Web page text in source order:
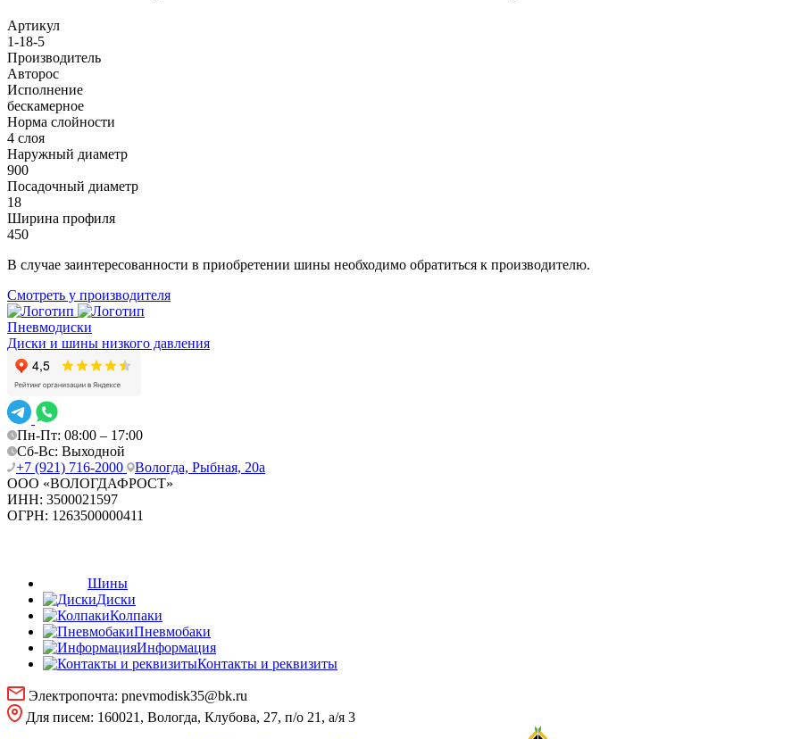
Артикул
1-18-5
Производитель
Авторос
Исполнение
бескамерное
Норма слойности
4 слоя
Наружный диаметр
900
Посадочный диаметр
18
Ширина профиля
450
В случае заинтересованности в приобретении шины необходимо обратиться к производителю.
Смотреть у производителя
Пневмодиски
Диски и шины низкого давления
Пн-Пт: 08:00 – 17:00
Сб-Вс: Выходной
+7 (921) 716-2000
Вологда, Рыбная, 20а
ООО «ВОЛОГДАФРОСТ»
ИНН: 3500021597
ОГРН: 1263500000411
Шины
Диски
Колпаки
Пневмобаки
Информация
Контакты и реквизиты
Электропочта: pnevmodisk35@bk.ru
Для писем: 160021, Вологда, Клубова, 27, п/о 21, а/я 3